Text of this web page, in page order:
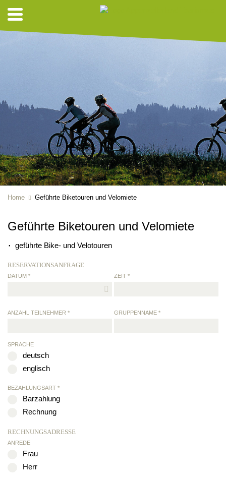
Home Geführte Biketouren und Velomiete
Geführte Biketouren und Velomiete
geführte Bike- und Velotouren
RESERVATIONSANFRAGE
DATUM * ZEIT *
ANZAHL TEILNEHMER * GRUPPENNAME *
SPRACHE
deutsch
englisch
BEZAHLUNGSART *
Barzahlung
Rechnung
RECHNUNGSADRESSE
ANREDE
Frau
Herr